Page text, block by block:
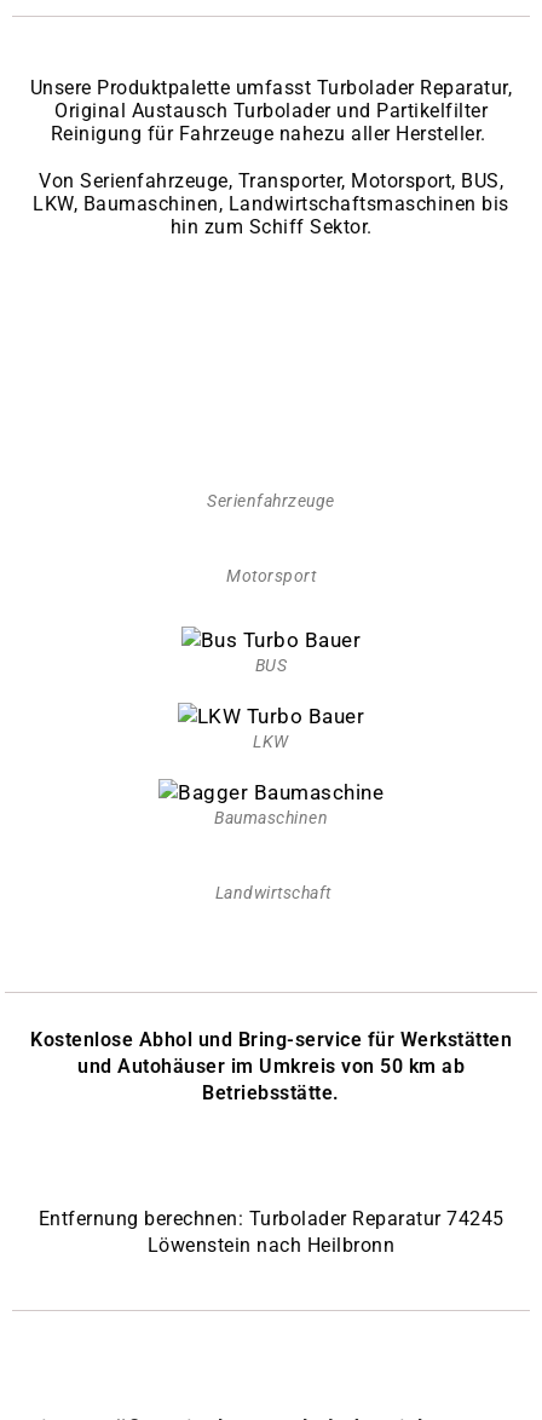
Unsere Produktpalette umfasst Turbolader Reparatur,
Original Austausch Turbolader und Partikelfilter
Reinigung für Fahrzeuge nahezu aller Hersteller.
Von Serienfahrzeuge, Transporter, Motorsport, BUS,
LKW, Baumaschinen, Landwirtschaftsmaschinen bis
hin zum Schiff Sektor.
Serienfahrzeuge
Motorsport
BUS
LKW
Baumaschinen
Landwirtschaft
Kostenlose Abhol und Bring-service für Werkstätten
und Autohäuser im Umkreis von 50 km ab
Betriebsstätte.
Entfernung berechnen: Turbolader Reparatur 74245
Löwenstein nach Heilbronn